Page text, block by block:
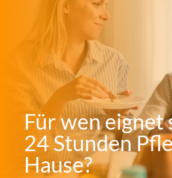
Für wen eignet
24 Stunden
Hause?